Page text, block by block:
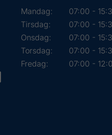
Mandag:
07:00 -
Tirsdag:
07:00 -
Onsdag:
07:00 -
Torsdag:
07:00 -
Fredag:
07:00 -